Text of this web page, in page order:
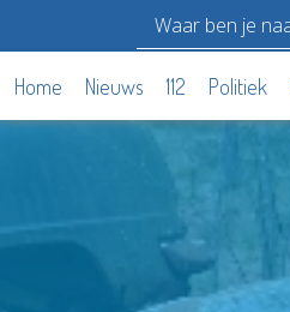
Home Nieuws 112 Politiek